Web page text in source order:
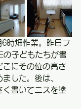
時畑作業。昨日フ
子どもたちが書
こにその位の高さ
した。後は、
く書いてニスを塗